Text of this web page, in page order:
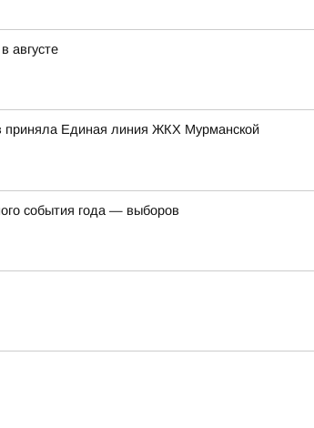
августе
приняла Единая линия ЖКХ Мурманской
события года — выборов